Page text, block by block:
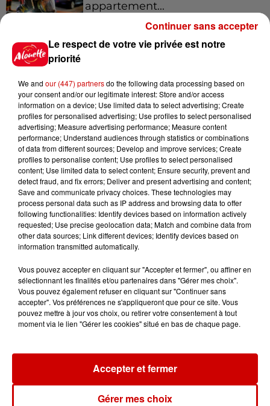
appartement...
Jeux
Gagnez vos places pour le
festival Marché Gourmand 2026
à Coulon !
Le Duel - Gagnez vos entrées
pour l'un des zoos de nos
régions !
Destination Vacances - Gagnez
votre séjour en famille au cœur
de la...
Le respect de votre vie privée est notre
priorité
We and our (447) partnersdo the following data processing based on
your consent and/or our legitimate interest: Store and/or access
information on a device; Use limited data to select advertising; Create
profiles for personalised advertising; Use profiles to select personalised
advertising; Measure advertising performance; Measure content
performance; Understand audiences through statistics or combinations
of data from different sources; Develop and improve services; Create
profiles to personalise content; Use profiles to select personalised
content; Use limited data to select content; Ensure security, prevent and
detect fraud, and fix errors; Deliver and present advertising and content;
Save and communicate privacy choices. These technologies may
process personal data such as IP address and browsing data to offer
following functionalities: Identify devices based on information actively
requested; Use precise geolocation data; Match and combine data from
other data sources; Link different devices; Identify devices based on
information transmitted automatically.
Vous pouvez accepter en cliquant sur "Accepter et fermer", ou affiner en
sélectionnant les finalités et/ou partenaires dans "Gérer mes choix".
Vous pouvez également refuser en cliquant sur "Continuer sans
accepter". Vos préférences ne s'appliqueront que pour ce site. Vous
pouvez mettre à jour vos choix, ou retirer votre consentement à tout
moment via le lien "Gérer les cookies" situé en bas de chaque page.
Gérer mes choix
Accepter et fermer
Continuer sans accepter